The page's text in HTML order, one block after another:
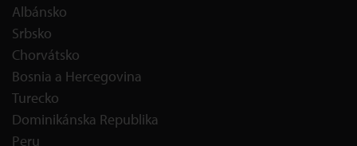
Albánsko
Srbsko
Chorvátsko
Bosnia a Hercegovina
Turecko
Dominikánska Republika
Peru